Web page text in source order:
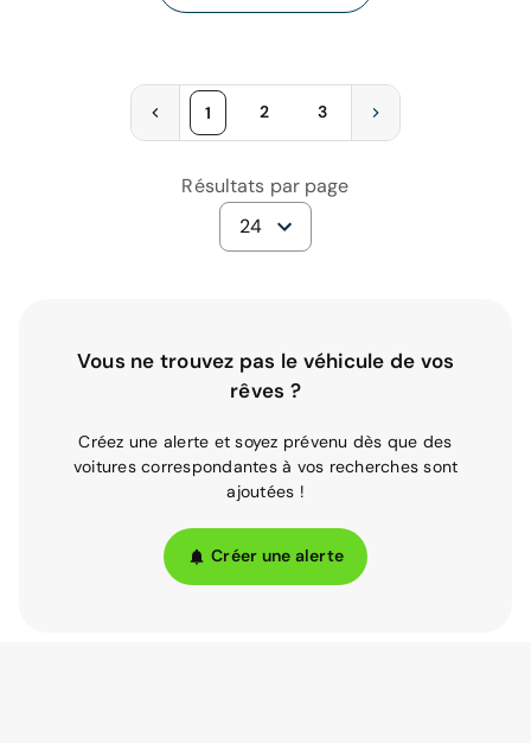
1 2 3
Résultats par page
24
Vous ne trouvez pas le véhicule de vos
rêves ?
Créez une alerte et soyez prévenu dès que des
voitures correspondantes à vos recherches sont
ajoutées !
Créer une alerte